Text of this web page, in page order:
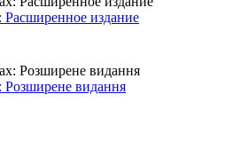
Расширенное издание
Розширене видання